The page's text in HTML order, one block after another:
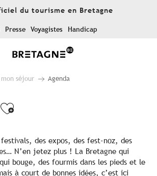
du tourisme en Bretagne
Presse Voyagistes Handicap
mon séjour Agenda
Ajouter aux favoris
festivals, des expos, des fest-noz, des
N’en jetez plus ! La Bretagne qui
bouge, des fourmis dans les pieds et le
à court de bonnes idées, c’est ici